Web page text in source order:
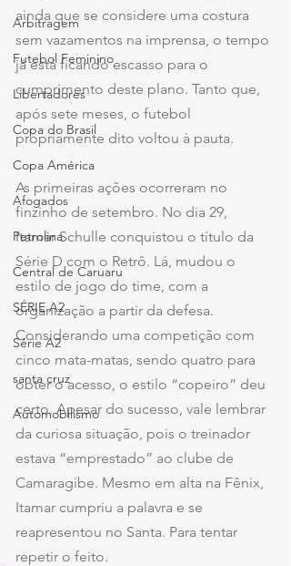
Arbitragem
Futebol Feminino
Libertadores
Copa do Brasil
Copa América
Afogados
Petrolina
Central de Caruaru
SÉRIE A2
Série A2
santa cruz
Automobilismo
ainda que se considere uma costura
sem vazamentos na imprensa, o tempo
já está ficando escasso para o
cumprimento deste plano. Tanto que,
após sete meses, o futebol
propriamente dito voltou à pauta.
As primeiras ações ocorreram no
finzinho de setembro. No dia 29,
Itamar Schulle conquistou o título da
Série D com o Retrô. Lá, mudou o
estilo de jogo do time, com a
organização a partir da defesa.
Considerando uma competição com
cinco mata-matas, sendo quatro para
obter o acesso, o estilo “copeiro” deu
certo. Apesar do sucesso, vale lembrar
da curiosa situação, pois o treinador
estava “emprestado” ao clube de
Camaragibe. Mesmo em alta na Fênix,
Itamar cumpriu a palavra e se
reapresentou no Santa. Para tentar
repetir o feito.